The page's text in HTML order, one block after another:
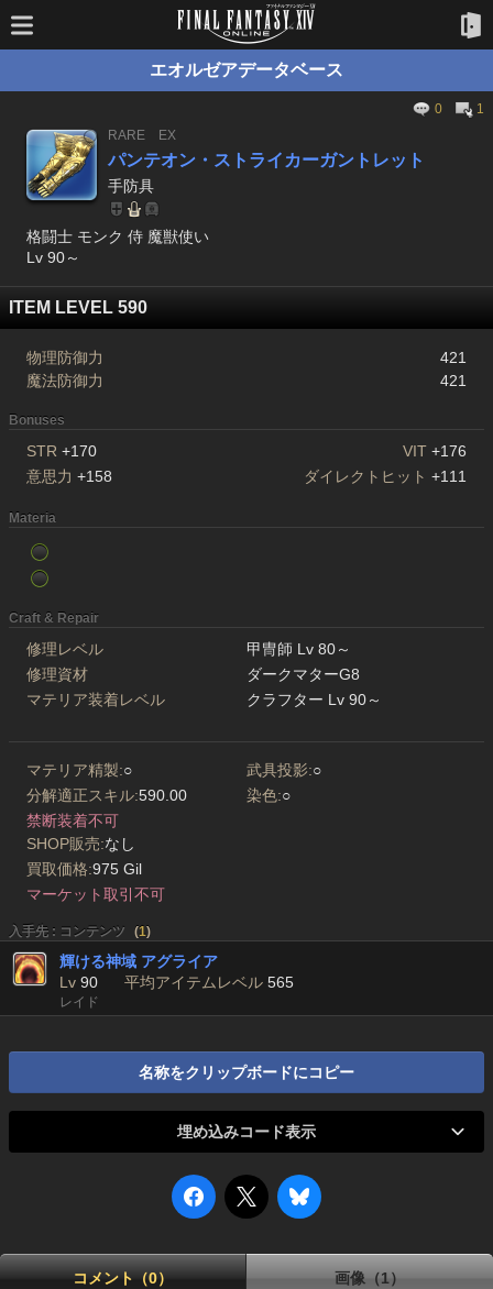
エオルゼアデータベース
0
1
RARE
EX
パンテオン・ストライカーガントレット
手防具
格闘士 モンク 侍 魔獣使い
Lv 90～
ITEM LEVEL 590
物理防御力
421
魔法防御力
421
Bonuses
STR +170 VIT +176
意思力 +158 ダイレクトヒット +111
Materia
Craft & Repair
修理レベル
甲冑師 Lv 80～
修理資材
ダークマターG8
マテリア装着レベル
クラフター Lv 90～
マテリア精製:○ 武具投影:○
分解適正スキル:590.00 染色:○
禁断装着不可
SHOP販売:なし
買取価格:975 Gil
マーケット取引不可
入手先 : コンテンツ (1)
輝ける神域 アグライア
Lv 90 平均アイテムレベル 565
レイド
名称をクリップボードにコピー
埋め込みコード表示
コメント（0） 画像（1）